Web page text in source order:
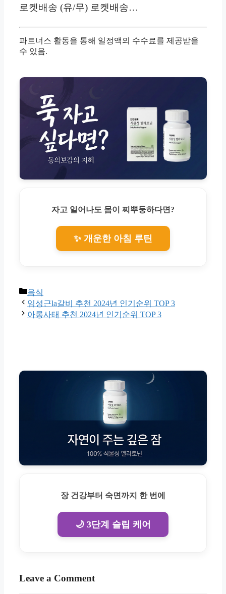
로켓배송 (유/무) 로켓배송…
파트너스 활동을 통해 일정액의 수수료를 제공받을
수 있음.
자고 일어나도 몸이 찌뿌둥하다면?
✨ 개운한 아침 루틴
Categories
음식
임성근la갈비 추천 2024년 인기순위 TOP 3
아롱사태 추천 2024년 인기순위 TOP 3
장 건강부터 숙면까지 한 번에
🌙 3단계 슬립 케어
Leave a Comment